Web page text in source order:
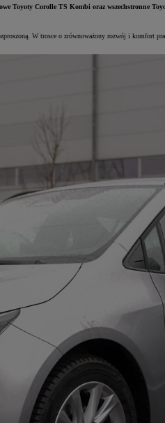
Toyoty Corolle TS Kombi oraz wszechstronne
W trosce o zrównoważony rozwój i komfort